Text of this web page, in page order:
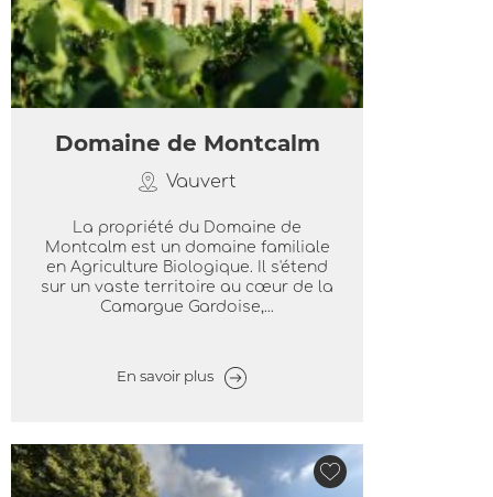
Domaine de Montcalm
Vauvert
La propriété du Domaine de
Montcalm est un domaine familiale
en Agriculture Biologique. Il s'étend
sur un vaste territoire au cœur de la
Camargue Gardoise,...
En savoir plus